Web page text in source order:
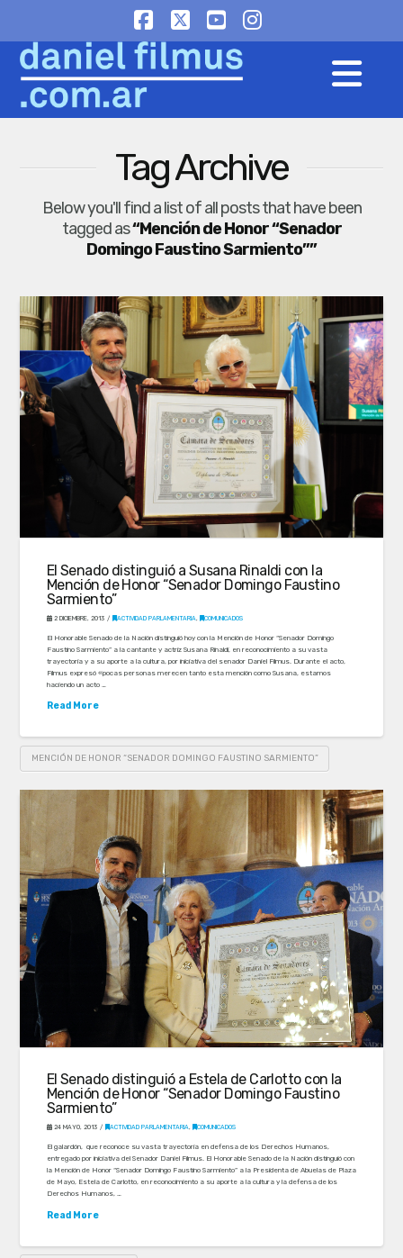
Facebook
X YouTube
Instagram
Tag Archive
Below you'll find a list of all posts that have been
tagged as“Mención de Honor “Senador
Domingo Faustino Sarmiento””
El Senado distinguió a Susana Rinaldi con la
Mención de Honor “Senador Domingo Faustino
Sarmiento”
2 DICIEMBRE, 2013 ACTIVIDAD PARLAMENTARIA, COMUNICADOS
El Honorable Senado de la Nación distinguió hoy con la Mención de Honor “Senador Domingo
Faustino Sarmiento” a la cantante y actriz Susana Rinaldi, en reconocimiento a su vasta
trayectoria y a su aporte a la cultura, por iniciativa del senador Daniel Filmus. Durante el acto,
Filmus expresó «pocas personas merecen tanto esta mención como Susana, estamos
haciendo un acto …
Read More
MENCIÓN DE HONOR “SENADOR DOMINGO FAUSTINO SARMIENTO”
El Senado distinguió a Estela de Carlotto con la
Mención de Honor “Senador Domingo Faustino
Sarmiento”
24 MAYO, 2013 ACTIVIDAD PARLAMENTARIA, COMUNICADOS
El galardón, que reconoce su vasta trayectoria en defensa de los Derechos Humanos,
entregado por iniciativa del Senador Daniel Filmus. El Honorable Senado de la Nación distinguió con
la Mención de Honor “Senador Domingo Faustino Sarmiento” a la Presidenta de Abuelas de Plaza
de Mayo, Estela de Carlotto, en reconocimiento a su aporte a la cultura y la defensa de los
Derechos Humanos, …
Read More